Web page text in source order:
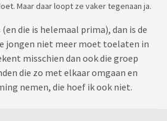
Maar daar loopt ze vaker tegenaan ja.
die is helemaal prima), dan is de
jongen niet meer moet toelaten in
misschien dan ook die groep
die zo met elkaar omgaan en
nemen, die hoef ik ook niet.